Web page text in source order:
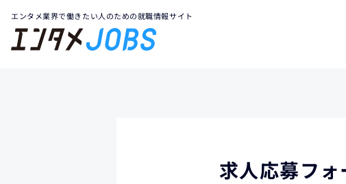
エンタメ業界で働きたい人のための就職情報サイト
求人応募フォ